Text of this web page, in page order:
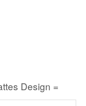
Design =